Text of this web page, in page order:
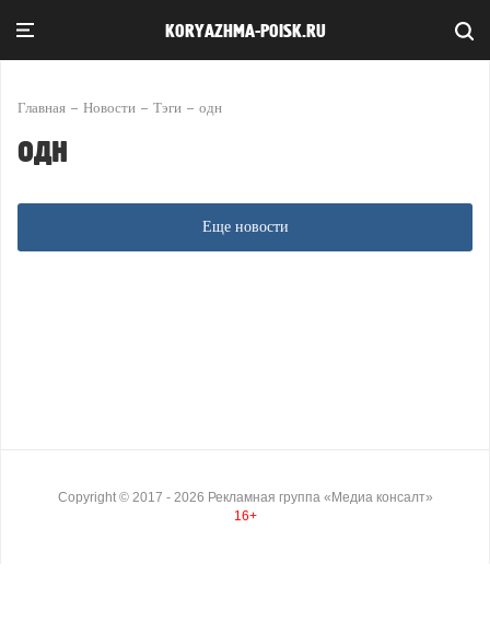
KORYAZHMA-POISK.RU
Главная Новости Тэги одн
одн
Еще новости
Copyright © 2017 - 2026 Рекламная группа «Медиа консалт»
16+